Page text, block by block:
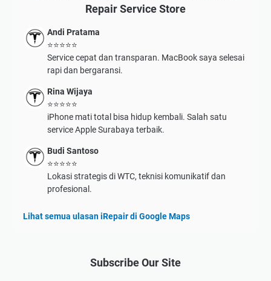
Repair Service Store
Andi Pratama
⭐⭐⭐⭐⭐
Service cepat dan transparan. MacBook saya selesai
rapi dan bergaransi.
Rina Wijaya
⭐⭐⭐⭐⭐
iPhone mati total bisa hidup kembali. Salah satu
service Apple Surabaya terbaik.
Budi Santoso
⭐⭐⭐⭐⭐
Lokasi strategis di WTC, teknisi komunikatif dan
profesional.
Lihat semua ulasan iRepair di Google Maps
Subscribe Our Site